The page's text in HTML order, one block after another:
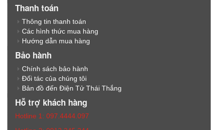
Thanh toán
Thông tin thanh toán
Các hình thức mua hàng
Hướng dẫn mua hàng
Bảo hành
Chính sách bảo hành
Đối tác của chúng tôi
Bản đồ đến Điện Tử Thái Thắng
Hỗ trợ khách hàng
Hotline 1: 097.4444.097